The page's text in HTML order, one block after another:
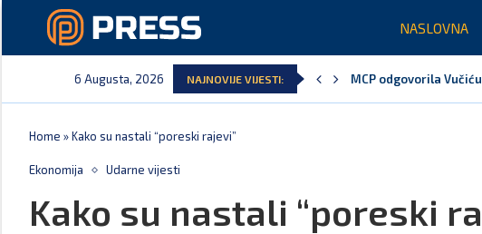
NASLOVNA
6 Augusta, 2026 NAJNOVIJE VIJESTI:
MCP odgovorila
Andrić: Crnoj Gori nije
Spajić: Gusinje
Vučić čuva Marovića
Poreska uprava: Za
Laković: Crna Gora
Home »Kako su nastali “poreski rajevi”
Ekonomija Udarne vijesti
Kako su nastali “poreski